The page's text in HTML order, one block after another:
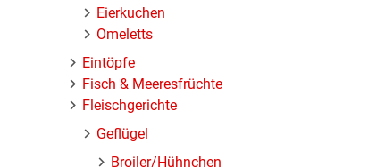
Eierkuchen
Omeletts
Eintöpfe
Fisch & Meeresfrüchte
Fleischgerichte
Geflügel
Broiler/Hühnchen